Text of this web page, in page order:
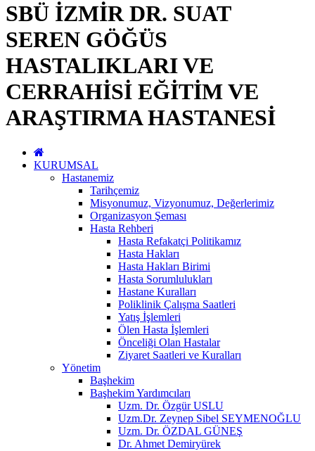
SBÜ İZMİR DR. SUAT
SEREN GÖĞÜS
HASTALIKLARI VE
CERRAHİSİ EĞİTİM VE
ARAŞTIRMA HASTANESİ
KURUMSAL
Hastanemiz
Tarihçemiz
Misyonumuz, Vizyonumuz, Değerlerimiz
Organizasyon Şeması
Hasta Rehberi
Hasta Refakatçi Politikamız
Hasta Hakları
Hasta Hakları Birimi
Hasta Sorumlulukları
Hastane Kuralları
Poliklinik Çalışma Saatleri
Yatış İşlemleri
Ölen Hasta İşlemleri
Önceliği Olan Hastalar
Ziyaret Saatleri ve Kuralları
Yönetim
Başhekim
Başhekim Yardımcıları
Uzm. Dr. Özgür USLU
Uzm.Dr. Zeynep Sibel SEYMENOĞLU
Uzm. Dr. ÖZDAL GÜNEŞ
Dr. Ahmet Demiryürek